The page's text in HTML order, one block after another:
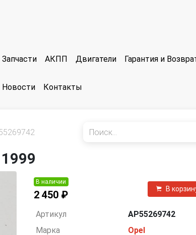
Запчасти АКПП Двигатели Гарантия и
Новости Контакты
В наличии
2 450 ₽
В
Артикул
AP55269742
Марка
Opel